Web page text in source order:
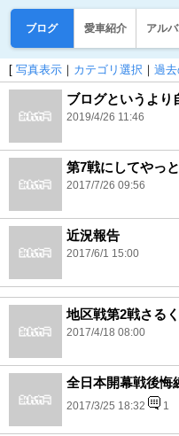
ブログ 愛車紹介 アル
[ 写真表示 ｜ カテゴリ選択 ｜ 過
ブログというより
2019/4/26 11:46
第7戦にしてやっ
2017/7/26 09:56
近況報告
2017/6/1 15:00
地区戦第2戦さる
2017/4/18 08:00
全日本開幕戦後悔
2017/3/25 18:32 1